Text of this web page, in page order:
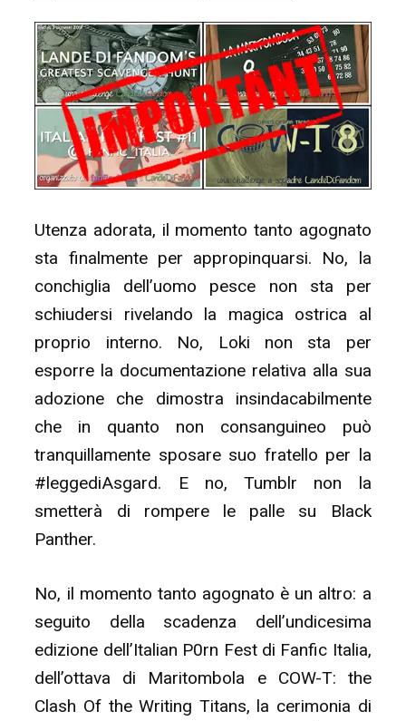
Utenza adorata, il momento tanto agognato
sta finalmente per appropinquarsi. No, la
conchiglia dell’uomo pesce non sta per
schiudersi rivelando la magica ostrica al
proprio interno. No, Loki non sta per
esporre la documentazione relativa alla sua
adozione che dimostra insindacabilmente
che in quanto non consanguineo può
tranquillamente sposare suo fratello per la
#leggediAsgard. E no, Tumblr non la
smetterà di rompere le palle su Black
Panther.
No, il momento tanto agognato è un altro: a
seguito della scadenza dell’undicesima
edizione dell’Italian P0rn Fest di Fanfic Italia,
dell’ottava di Maritombola e COW-T: the
Clash Of the Writing Titans, la cerimonia di